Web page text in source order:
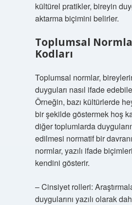
kültürel pratikler, bireyin
aktarma biçimini belirler.
Toplumsal
Kodları
Toplumsal normlar,
duyguları nasıl ifade
Örneğin, bazı kültürlerde
bir şekilde göstermek hoş
diğer toplumlarda
edilmesi normatif bir
normlar, yazılı ifade
kendini gösterir.
– Cinsiyet rolleri:
duygularını yazılı olarak